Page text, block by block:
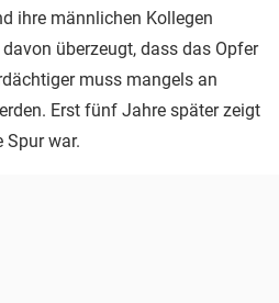
ihre männlichen Kollegen
überzeugt, dass das Opfer
muss mangels an
Erst fünf Jahre später zeigt
Spur war.